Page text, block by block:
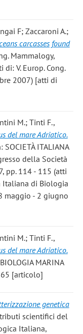
F; Zaccaroni A.;
carcasses found
Mammalogy,
di: V. Europ. Cong.
2007) [atti di
M.; Tinti F.,
del mare Adriatico.
SOCIETÀ ITALIANA
della Società
pp. 114 - 115 (atti
Italiana di Biologia
maggio - 2 giugno
M.; Tinti F.,
del mare Adriatico.
MARINA
[articolo]
genetica
scientifici del
Italiana,